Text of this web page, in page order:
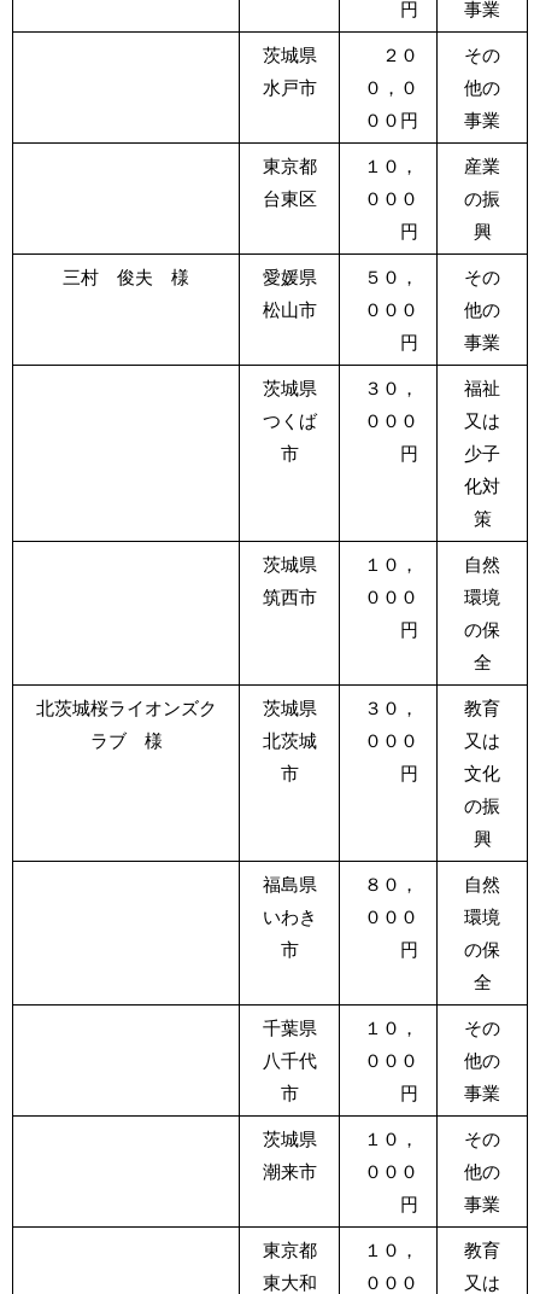
円
事業
茨城県
水戸市
２０
０，０
００円
その
他の
事業
東京都
台東区
１０，
０００
円
産業
の振
興
三村 俊夫 様
愛媛県
松山市
５０，
０００
円
その
他の
事業
茨城県
つくば
市
３０，
０００
円
福祉
又は
少子
化対
策
茨城県
筑西市
１０，
０００
円
自然
環境
の保
全
北茨城桜ライオンズク
ラブ 様
茨城県
北茨城
市
３０，
０００
円
教育
又は
文化
の振
興
福島県
いわき
市
８０，
０００
円
自然
環境
の保
全
千葉県
八千代
市
１０，
０００
円
その
他の
事業
茨城県
潮来市
１０，
０００
円
その
他の
事業
東京都
東大和
１０，
０００
教育
又は